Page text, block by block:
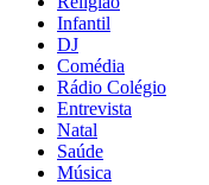
Infantil
DJ
Comédia
Rádio Colégio
Entrevista
Natal
Saúde
Música